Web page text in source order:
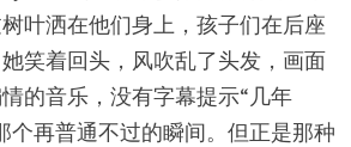
叶洒在他们身上，孩子们在后座
笑着回头，风吹乱了头发，画面
的音乐，没有字幕提示“几年
个再普通不过的瞬间。但正是那种